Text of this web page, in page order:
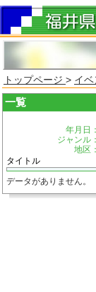
トップページ > イ
一覧
年月日：
ジャンル：
地区：
タイトル
データがありません。